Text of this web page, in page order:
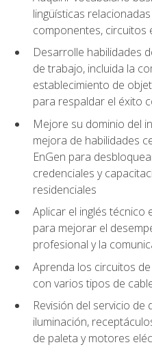
lingüísticas
componentes, circuitos
Desarrolle habilidades
de trabajo, incluida la
establecimiento de
para respaldar el éxito
Mejore su dominio del
mejora de habilidades
EnGen para
credenciales y
residenciales
Aplicar el inglés técnico
para mejorar el
profesional y la
Aprenda los circuitos
con varios tipos de
Revisión del servicio
iluminación,
de paleta y motores